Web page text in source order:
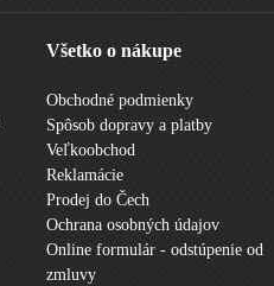
Všetko o nákupe
Obchodné podmienky
Spôsob dopravy a platby
Veľkoobchod
Reklamácie
Prodej do Čech
Ochrana osobných údajov
Online formulár - odstúpenie od
zmluvy